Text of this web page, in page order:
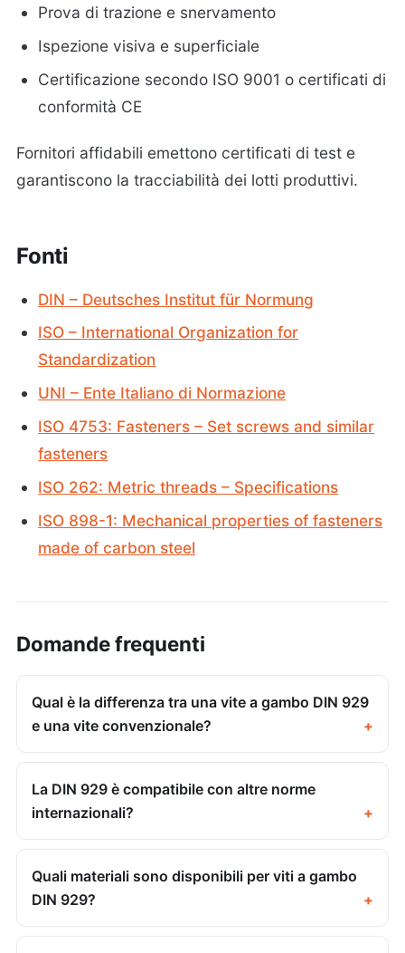
Prova di trazione e snervamento
Ispezione visiva e superficiale
Certificazione secondo ISO 9001 o certificati di
conformità CE
Fornitori affidabili emettono certificati di test e
garantiscono la tracciabilità dei lotti produttivi.
Fonti
DIN – Deutsches Institut für Normung
ISO – International Organization for
Standardization
UNI – Ente Italiano di Normazione
ISO 4753: Fasteners – Set screws and similar
fasteners
ISO 262: Metric threads – Specifications
ISO 898-1: Mechanical properties of fasteners
made of carbon steel
Domande frequenti
Qual è la differenza tra una vite a gambo DIN 929
e una vite convenzionale?
La DIN 929 è compatibile con altre norme
internazionali?
Quali materiali sono disponibili per viti a gambo
DIN 929?